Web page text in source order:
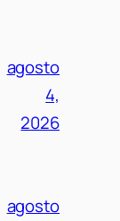
agosto
4,
2026
agosto